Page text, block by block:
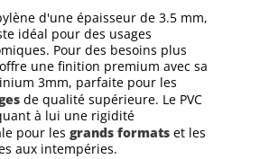
d'une épaisseur de 3.5 mm,
idéal pour des usages
Pour des besoins plus
une finition premium avec sa
3mm, parfaite pour les
de qualité supérieure. Le PVC
à lui une rigidité
pour les grands formatset les
aux intempéries.